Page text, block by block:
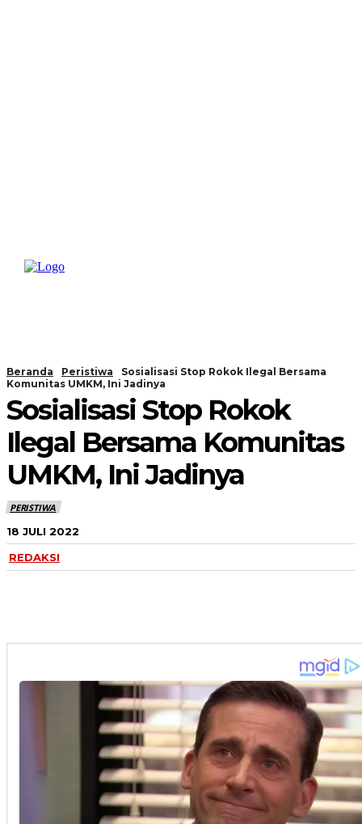
Beranda Peristiwa
Sosialisasi Stop Rokok Ilegal Bersama
Komunitas UMKM, Ini Jadinya
Sosialisasi Stop Rokok
Ilegal Bersama Komunitas
UMKM, Ini Jadinya
PERISTIWA
18 JULI 2022
REDAKSI